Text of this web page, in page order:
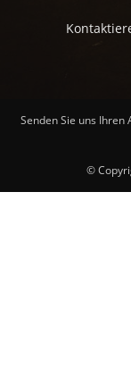
Senden Sie uns Ihren
©